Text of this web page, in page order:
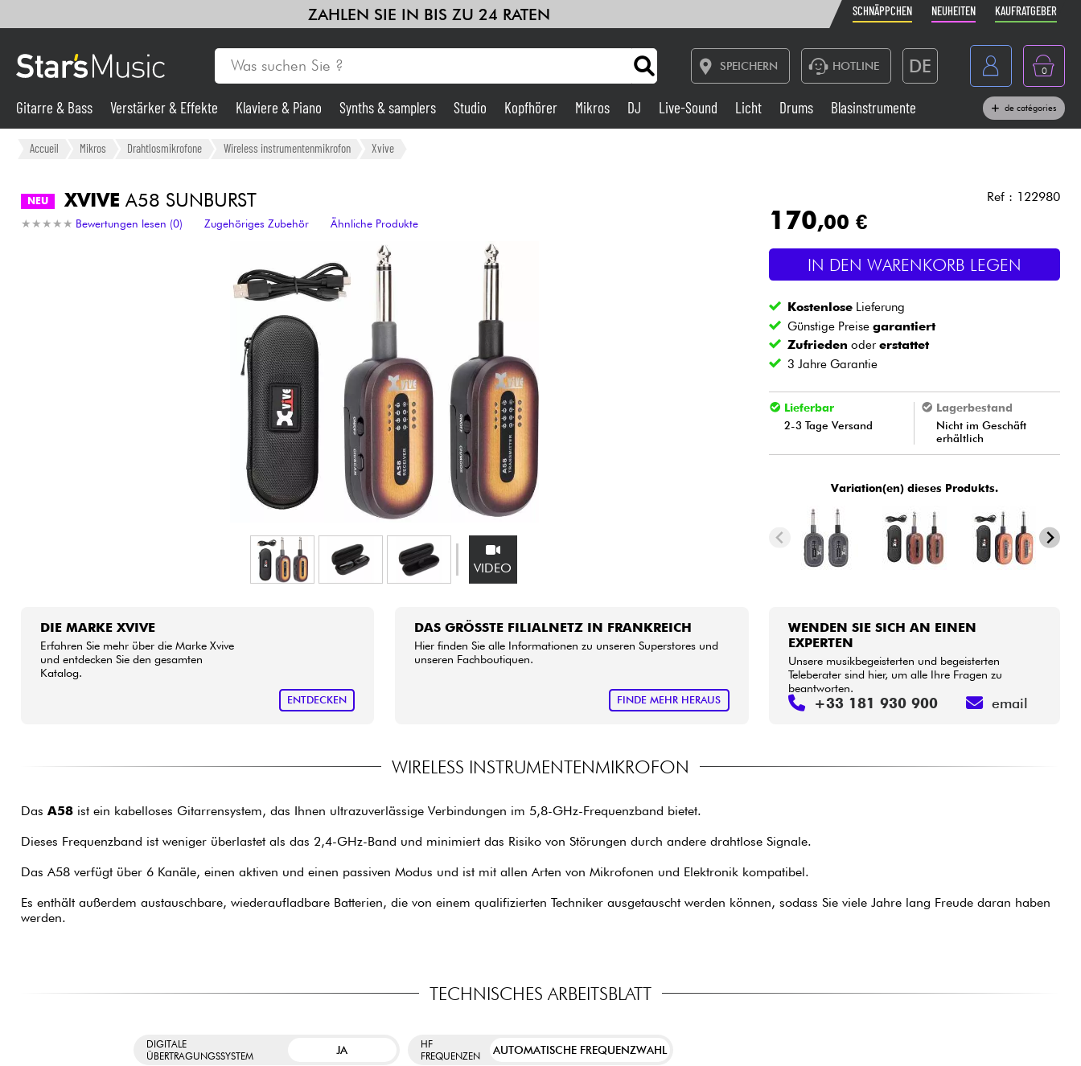
ZAHLEN SIE IN BIS ZU 24 RATEN SCHNÄPPCHEN NEUHEITEN KAUFRATGEBER
SPEICHERN HOTLINE DE
Belgique
Nederland
0
Gitarre & Bass
Synths & samplers
Live-Sound
Blasinstrumente
Kabel & Zubehöre
Bundle
Sehen Sie sich unsere Marken an
Gitarre & Bass Verstärker & Effekte Klaviere & Piano Synths & samplers Studio Kopfhörer Mikros DJ Live-Sound Licht Drums Blasinstrumente de catégories
Accueil Mikros Drahtlosmikrofone Wireless instrumentenmikrofon Xvive
NEU XVIVE A58 SUNBURST
★ ★ ★ ★ ★
★ ★ ★ ★ ★ Bewertungen lesen (0) Zugehöriges Zubehör Ähnliche Produkte
VIDEO
Ref : 122980
170,00 €
IN DEN WARENKORB LEGEN
Kostenlose Lieferung
Günstige Preisegarantiert
Zufrieden odererstattet
3 Jahre Garantie
Lieferbar
2-3 Tage Versand
Lagerbestand
Nicht im Geschäft
erhältlich
Variation(en) dieses Produkts.
DIE MARKE XVIVE
Erfahren Sie mehr über die Marke Xvive
und entdecken Sie den gesamten
Katalog.
ENTDECKEN
DAS GRÖSSTE FILIALNETZ IN FRANKREICH
Hier finden Sie alle Informationen zu unseren Superstores und
unseren Fachboutiquen.
FINDE MEHR HERAUS
WENDEN SIE SICH AN EINEN
EXPERTEN
Unsere musikbegeisterten und begeisterten
Teleberater sind hier, um alle Ihre Fragen zu
beantworten.
+33 181 930 900 email
WIRELESS INSTRUMENTENMIKROFON
Das A58ist ein kabelloses Gitarrensystem, das Ihnen ultrazuverlässige Verbindungen im 5,8-GHz-Frequenzband bietet.
Dieses Frequenzband ist weniger überlastet als das 2,4-GHz-Band und minimiert das Risiko von Störungen durch andere drahtlose Signale.
Das A58 verfügt über 6 Kanäle, einen aktiven und einen passiven Modus und ist mit allen Arten von Mikrofonen und Elektronik kompatibel.
Es enthält außerdem austauschbare, wiederaufladbare Batterien, die von einem qualifizierten Techniker ausgetauscht werden können, sodass Sie viele Jahre lang Freude daran haben
werden.
TECHNISCHES ARBEITSBLATT
DIGITALE
ÜBERTRAGUNGSSYSTEM
JA
HF
FREQUENZEN
AUTOMATISCHE FREQUENZWAHL